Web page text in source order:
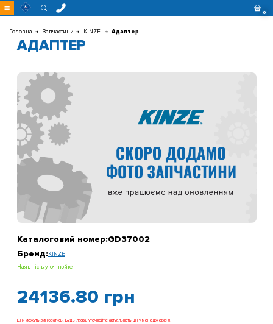
Перейти
до 0
Головна Запчастини KINZE Адаптер
АДАПТЕР
Каталоговий номер:GD37002
Бренд:KINZE
Наявність уточнюйте
24136.80 грн
Ціни можуть змінюватись. Будь ласка, уточнюйте актуальність цін у менеджерів !!!